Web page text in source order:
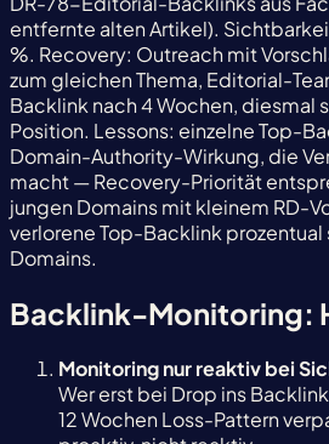
entfernte alten Artikel).
%. Recovery: Outreach mit
zum gleichen Thema, Editorial-
Backlink nach 4 Wochen, diesmal
Position. Lessons: einzelne Top-
Domain-Authority-Wirkung, die
macht — Recovery-Priorität
jungen Domains mit kleinem RD-
verlorene Top-Backlink prozentual
Domains.
Backlink-Monitoring:
Monitoring nur reaktiv bei
Wer erst bei Drop ins
12 Wochen Loss-Pattern